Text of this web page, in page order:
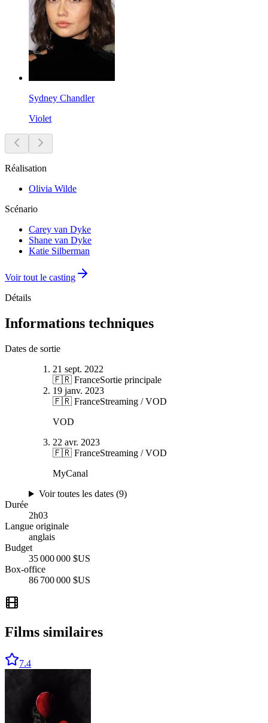
Sydney Chandler
Violet
Réalisation
Olivia Wilde
Scénario
Carey van Dyke
Shane van Dyke
Katie Silberman
Voir tout le casting
Détails
Informations techniques
Dates de sortie
21 sept. 2022
🇫🇷 FranceSortie principale
19 janv. 2023
🇫🇷 FranceStreaming / VOD
VOD
22 avr. 2023
🇫🇷 FranceStreaming / VOD
MyCanal
Voir toutes les dates (9)
Durée
2h03
Langue originale
anglais
Budget
35 000 000 $US
Box-office
86 700 000 $US
Films similaires
7.4